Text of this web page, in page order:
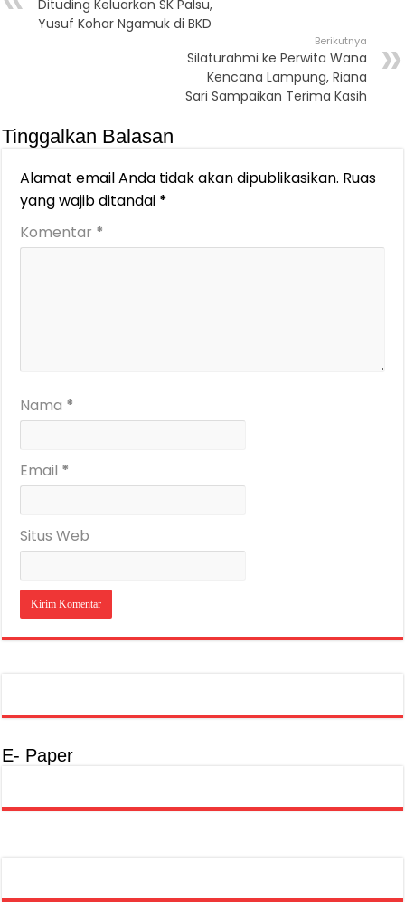
Dituding Keluarkan SK Palsu,
Yusuf Kohar Ngamuk di BKD
Berikutnya
Silaturahmi ke Perwita Wana
Kencana Lampung, Riana
Sari Sampaikan Terima Kasih
Tinggalkan Balasan
Alamat email Anda tidak akan dipublikasikan. Ruas
yang wajib ditandai *
Komentar *
Nama *
Email *
Situs Web
E- Paper